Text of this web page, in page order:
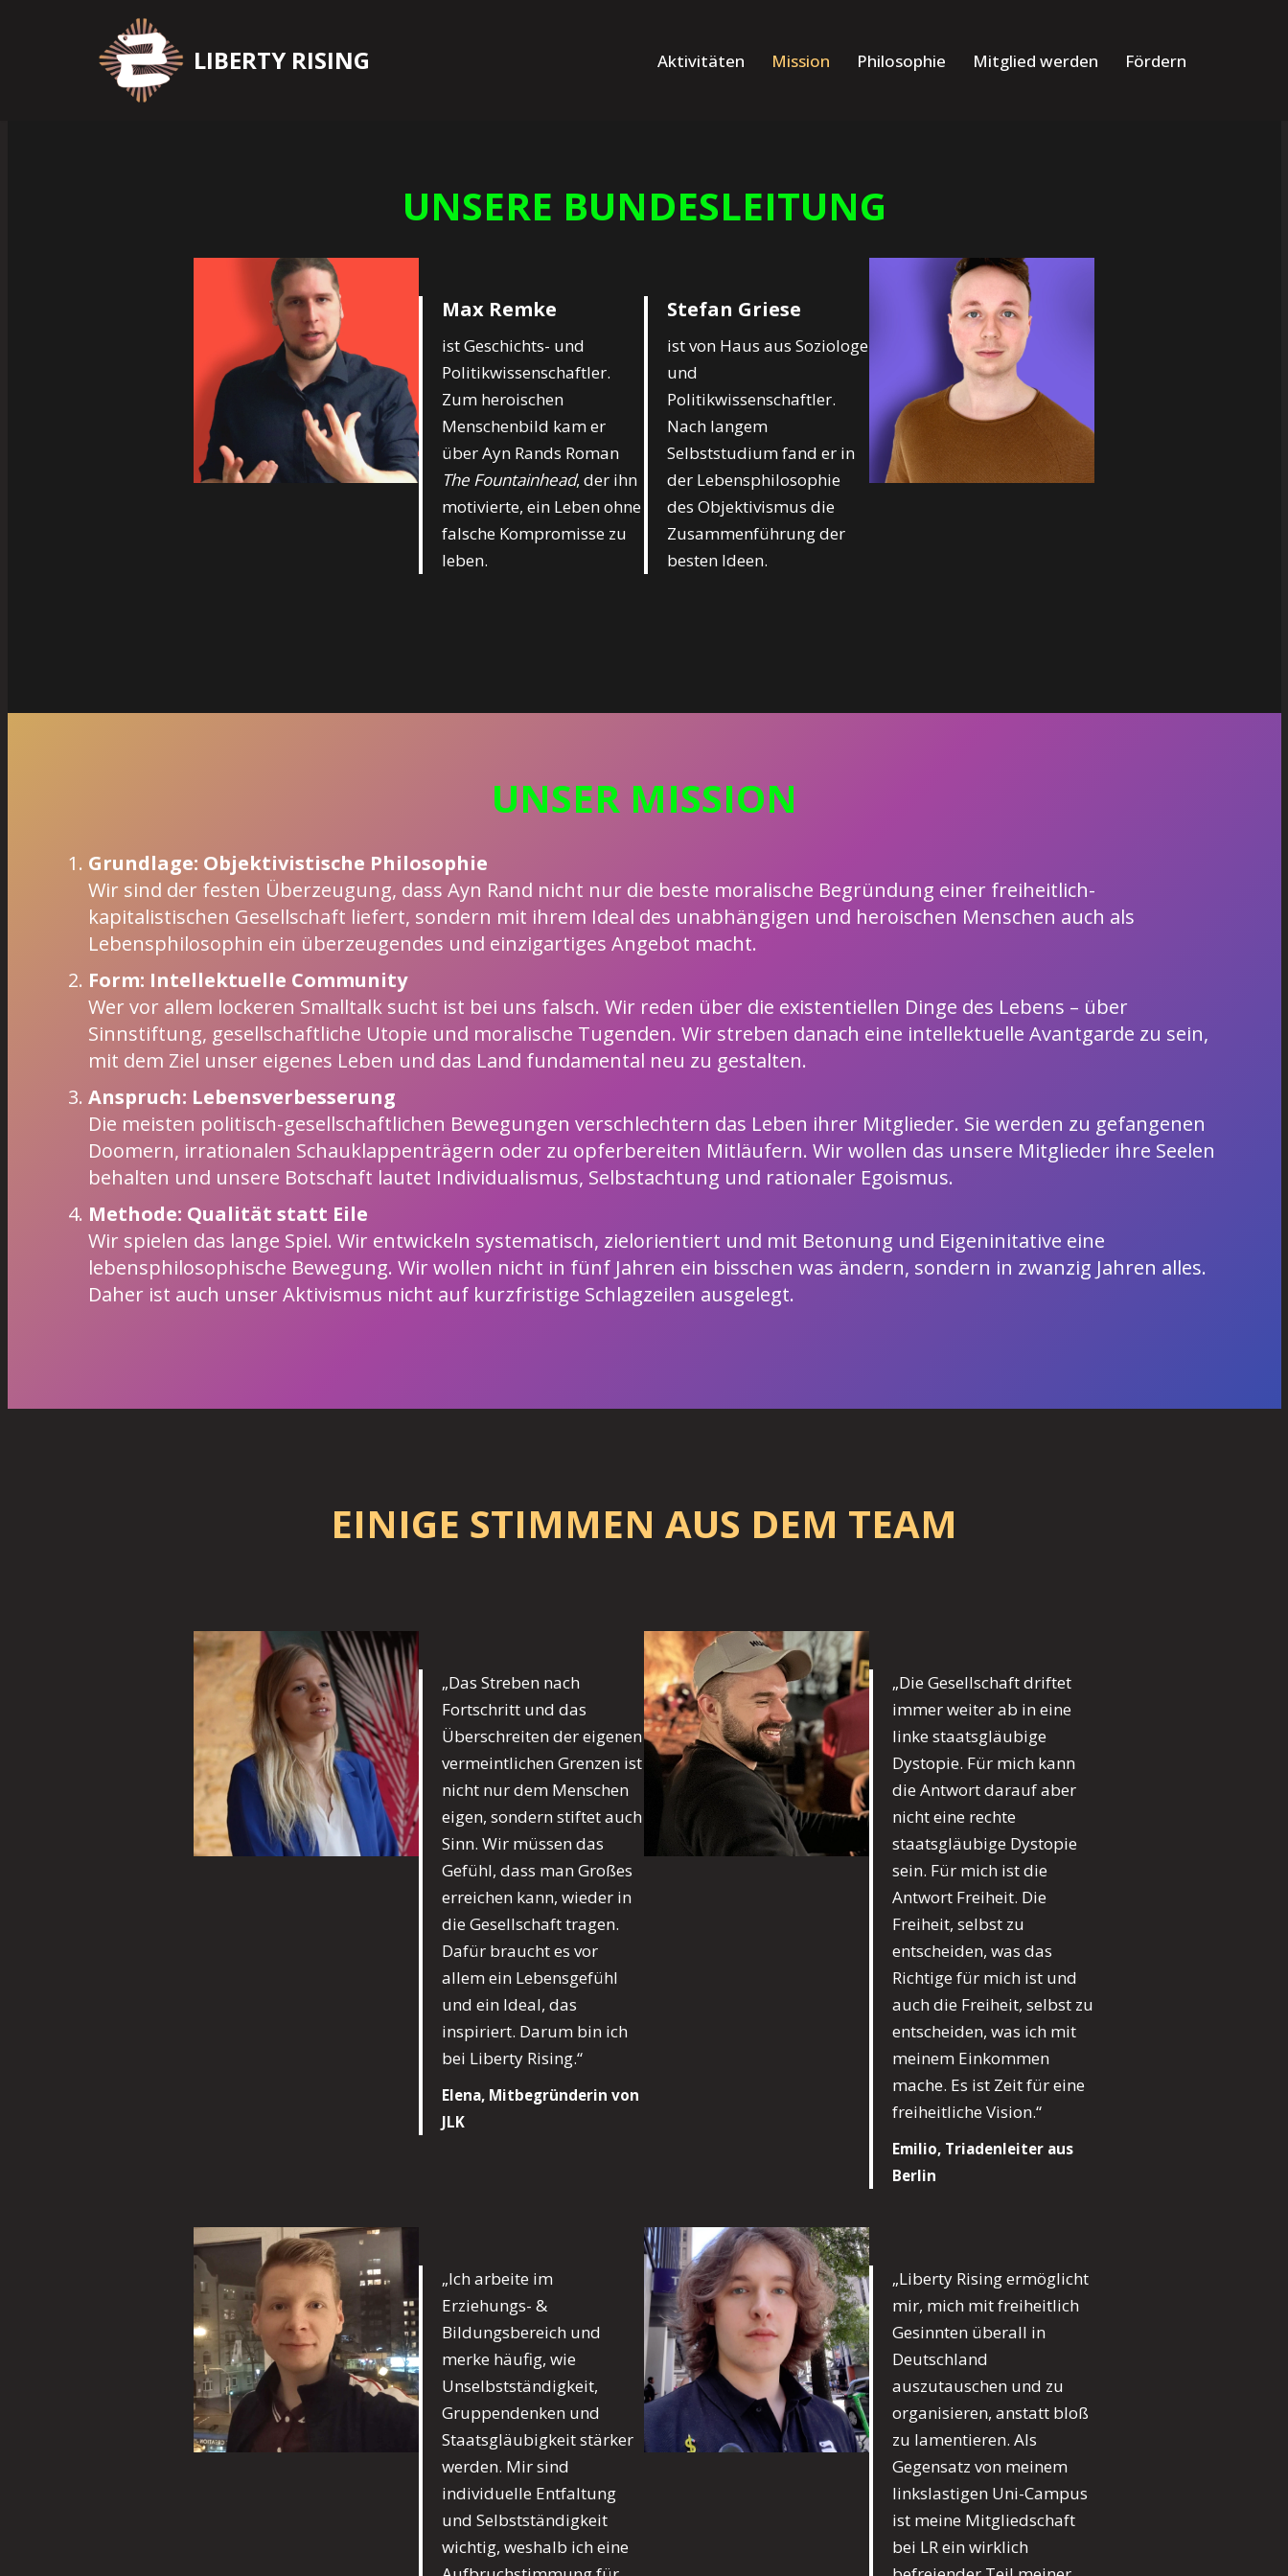
LIBERTY RISING Aktivitäten Mission Philosophie Mitglied werden Fördern
UNSERE BUNDESLEITUNG
Max Remke
ist Geschichts- und
Politikwissenschaftler.
Zum heroischen
Menschenbild kam er
über Ayn Rands Roman
The Fountainhead, der ihn
motivierte, ein Leben ohne
falsche Kompromisse zu
leben.
Stefan Griese
ist von Haus aus Soziologe
und
Politikwissenschaftler.
Nach langem
Selbststudium fand er in
der Lebensphilosophie
des Objektivismus die
Zusammenführung der
besten Ideen.
UNSER MISSION
Grundlage: Objektivistische Philosophie
Wir sind der festen Überzeugung, dass Ayn Rand nicht nur die beste moralische Begründung einer freiheitlich-
kapitalistischen Gesellschaft liefert, sondern mit ihrem Ideal des unabhängigen und heroischen Menschen auch als
Lebensphilosophin ein überzeugendes und einzigartiges Angebot macht.
Form: Intellektuelle Community
Wer vor allem lockeren Smalltalk sucht ist bei uns falsch. Wir reden über die existentiellen Dinge des Lebens – über
Sinnstiftung, gesellschaftliche Utopie und moralische Tugenden. Wir streben danach eine intellektuelle Avantgarde zu sein,
mit dem Ziel unser eigenes Leben und das Land fundamental neu zu gestalten.
Anspruch: Lebensverbesserung
Die meisten politisch-gesellschaftlichen Bewegungen verschlechtern das Leben ihrer Mitglieder. Sie werden zu gefangenen
Doomern, irrationalen Schauklappenträgern oder zu opferbereiten Mitläufern. Wir wollen das unsere Mitglieder ihre Seelen
behalten und unsere Botschaft lautet Individualismus, Selbstachtung und rationaler Egoismus.
Methode: Qualität statt Eile
Wir spielen das lange Spiel. Wir entwickeln systematisch, zielorientiert und mit Betonung und Eigeninitative eine
lebensphilosophische Bewegung. Wir wollen nicht in fünf Jahren ein bisschen was ändern, sondern in zwanzig Jahren alles.
Daher ist auch unser Aktivismus nicht auf kurzfristige Schlagzeilen ausgelegt.
EINIGE STIMMEN AUS DEM TEAM
„Das Streben nach
Fortschritt und das
Überschreiten der eigenen
vermeintlichen Grenzen ist
nicht nur dem Menschen
eigen, sondern stiftet auch
Sinn. Wir müssen das
Gefühl, dass man Großes
erreichen kann, wieder in
die Gesellschaft tragen.
Dafür braucht es vor
allem ein Lebensgefühl
und ein Ideal, das
inspiriert. Darum bin ich
bei Liberty Rising.“
Elena, Mitbegründerin von
JLK
„Die Gesellschaft driftet
immer weiter ab in eine
linke staatsgläubige
Dystopie. Für mich kann
die Antwort darauf aber
nicht eine rechte
staatsgläubige Dystopie
sein. Für mich ist die
Antwort Freiheit. Die
Freiheit, selbst zu
entscheiden, was das
Richtige für mich ist und
auch die Freiheit, selbst zu
entscheiden, was ich mit
meinem Einkommen
mache. Es ist Zeit für eine
freiheitliche Vision.“
Emilio, Triadenleiter aus
Berlin
„Ich arbeite im
Erziehungs- &
Bildungsbereich und
merke häufig, wie
Unselbstständigkeit,
Gruppendenken und
Staatsgläubigkeit stärker
werden. Mir sind
individuelle Entfaltung
und Selbstständigkeit
wichtig, weshalb ich eine
„Liberty Rising ermöglicht
mir, mich mit freiheitlich
Gesinnten überall in
Deutschland
auszutauschen und zu
organisieren, anstatt bloß
zu lamentieren. Als
Gegensatz von meinem
linkslastigen Uni-Campus
ist meine Mitgliedschaft
bei LR ein wirklich